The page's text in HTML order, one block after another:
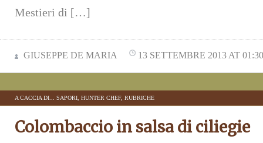
Mestieri di […]
GIUSEPPE DE MARIA 13 SETTEMBRE 2013 AT 01:30
A CACCIA DI... SAPORI HUNTER CHEF, RUBRICHE
Colombaccio in salsa di ciliegie